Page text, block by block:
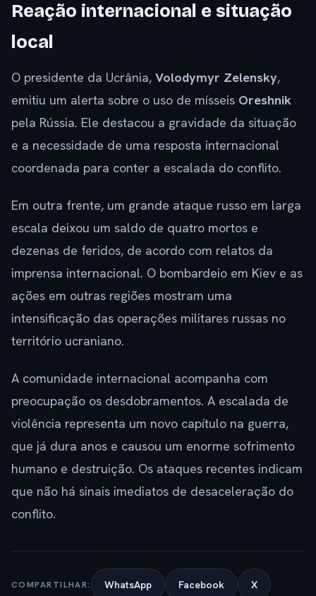
Reação internacional e situação
local
O presidente da Ucrânia, Volodymyr Zelensky,
emitiu um alerta sobre o uso de mísseis Oreshnik
pela Rússia. Ele destacou a gravidade da situação
e a necessidade de uma resposta internacional
coordenada para conter a escalada do conflito.
Em outra frente, um grande ataque russo em larga
escala deixou um saldo de quatro mortos e
dezenas de feridos, de acordo com relatos da
imprensa internacional. O bombardeio em Kiev e as
ações em outras regiões mostram uma
intensificação das operações militares russas no
território ucraniano.
A comunidade internacional acompanha com
preocupação os desdobramentos. A escalada de
violência representa um novo capítulo na guerra,
que já dura anos e causou um enorme sofrimento
humano e destruição. Os ataques recentes indicam
que não há sinais imediatos de desaceleração do
conflito.
COMPARTILHAR: WhatsApp Facebook X